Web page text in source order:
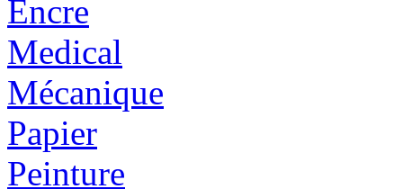
Encre
Medical
Mécanique
Papier
Peinture